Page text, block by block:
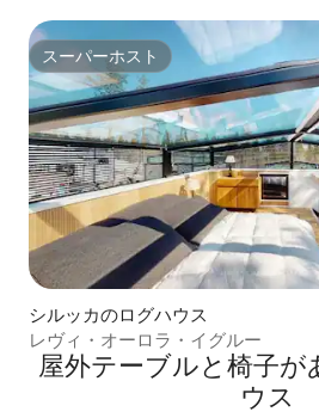
スーパーホスト
スーパーホスト
シルッカのログハウス
レヴィ・オーロラ・イグルー
屋外テーブルと椅子が
ウス